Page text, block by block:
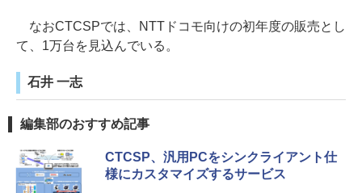
なおCTCSPでは、NTTドコモ向けの初年度の販売とし
て、1万台を見込んでいる。
石井 一志
編集部のおすすめ記事
CTCSP、汎用PCをシンクライアント仕
様にカスタマイズするサービス